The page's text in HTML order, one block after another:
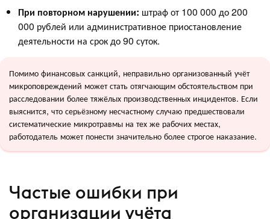
При повторном нарушении: штраф от 100 000 до 200
000 рублей или административное приостановление
деятельности на срок до 90 суток.
Помимо финансовых санкций, неправильно организованный учёт
микроповреждений может стать отягчающим обстоятельством при
расследовании более тяжёлых производственных инцидентов. Если
выяснится, что серьёзному несчастному случаю предшествовали
систематические микротравмы на тех же рабочих местах,
работодатель может понести значительно более строгое наказание.
Частые ошибки при
организации учёта